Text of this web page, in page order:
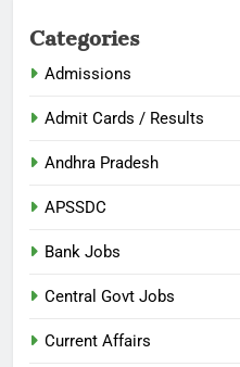
Categories
Admissions
Admit Cards / Results
Andhra Pradesh
APSSDC
Bank Jobs
Central Govt Jobs
Current Affairs